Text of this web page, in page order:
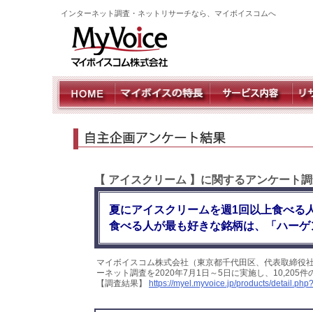
インターネット調査・ネットリサーチなら、マイボイスコムへ
【 アイスクリーム 】に関するアンケート
夏にアイスクリームを週1回以上食べる
食べる人が最も好きな銘柄は、「ハー
マイボイスコム株式会社（東京都千代田区、代表取締役
ーネット調査を2020年7月1日～5日に実施し、10,205
【調査結果】
https://myel.myvoice.jp/products/